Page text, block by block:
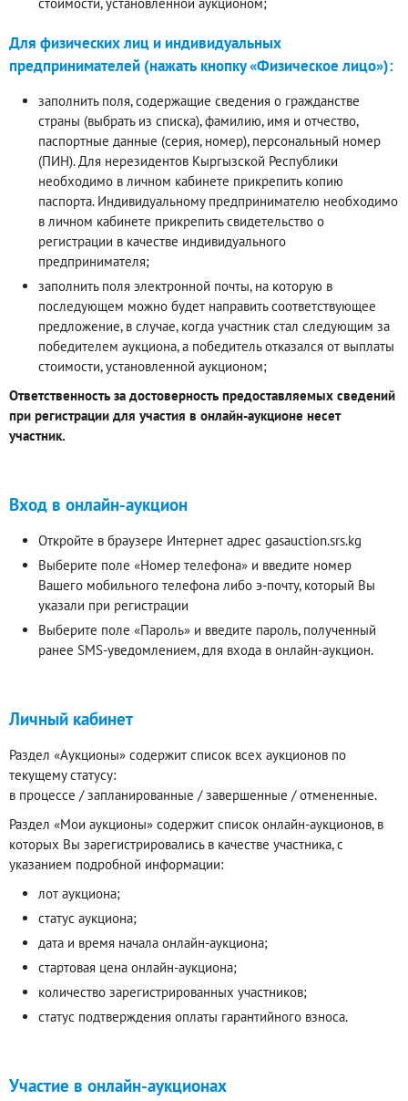
Для физических лиц и индивидуальных
предпринимателей (нажать кнопку «Физическое лицо»):
заполнить поля, содержащие сведения о гражданстве
страны (выбрать из списка), фамилию, имя и отчество,
паспортные данные (серия, номер), персональный номер
(ПИН). Для нерезидентов Кыргызской Республики
необходимо в личном кабинете прикрепить копию
паспорта. Индивидуальному предпринимателю необходимо
в личном кабинете прикрепить свидетельство о
регистрации в качестве индивидуального
предпринимателя;
заполнить поля электронной почты, на которую в
последующем можно будет направить соответствующее
предложение, в случае, когда участник стал следующим за
победителем аукциона, а победитель отказался от выплаты
стоимости, установленной аукционом;
Ответственность за достоверность предоставляемых сведений
при регистрации для участия в онлайн-аукционе несет
участник.
Вход в онлайн-аукцион
Откройте в браузере Интернет адрес gasauction.srs.kg
Выберите поле «Номер телефона» и введите номер
Вашего мобильного телефона либо э-почту, который Вы
указали при регистрации
Выберите поле «Пароль» и введите пароль, полученный
ранее SMS-уведомлением, для входа в онлайн-аукцион.
Личный кабинет
Раздел «Аукционы» содержит список всех аукционов по
текущему статусу:
в процессе / запланированные / завершенные / отмененные.
Раздел «Мои аукционы» содержит список онлайн-аукционов, в
которых Вы зарегистрировались в качестве участника, с
указанием подробной информации:
лот аукциона;
статус аукциона;
дата и время начала онлайн-аукциона;
стартовая цена онлайн-аукциона;
количество зарегистрированных участников;
статус подтверждения оплаты гарантийного взноса.
Участие в онлайн-аукционах